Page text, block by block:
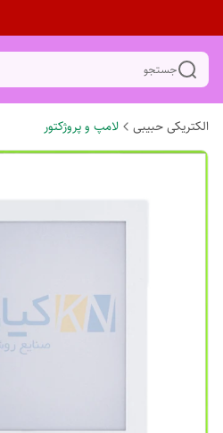
جستجو
الکتریکی حبیبی لامپ و پروژکتور